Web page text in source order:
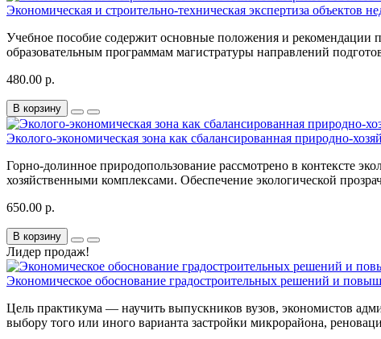
Экономическая и строительно-техническая экспертиза объектов
Учебное пособие содержит основные положения и
образовательным программам магистратуры направлений
480.00 р.
В корзину
Эколого-экономическая зона как сбалансированная природно-
Горно-долинное природопользование рассмотрено в контексте
хозяйственными комплексами. Обеспечение экологической
650.00 р.
В корзину
Лидер продаж!
Экономическое обоснование градостроительных решений и
Цель практикума — научить выпускников вузов, экономистов
выбору того или иного варианта застройки микрорайона,